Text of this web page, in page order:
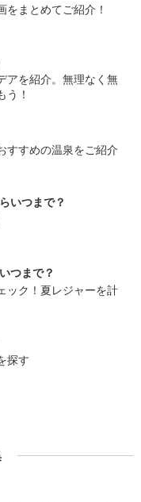
まとめてご紹介！
アを紹介。無理なく無
う！
すすめの温泉をご紹介
いつまで？
つまで？
ック！夏レジャーを計
探す